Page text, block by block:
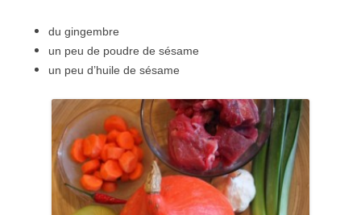
du gingembre
un peu de poudre de sésame
un peu d’huile de sésame